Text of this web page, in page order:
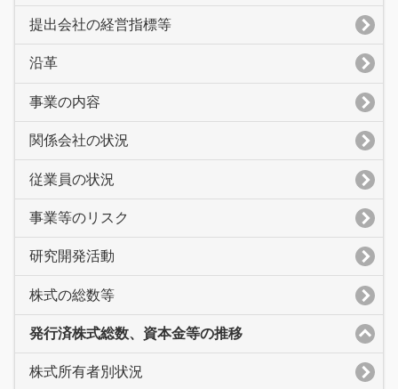
提出会社の経営指標等
沿革
事業の内容
関係会社の状況
従業員の状況
事業等のリスク
研究開発活動
株式の総数等
発行済株式総数、資本金等の推移
株式所有者別状況